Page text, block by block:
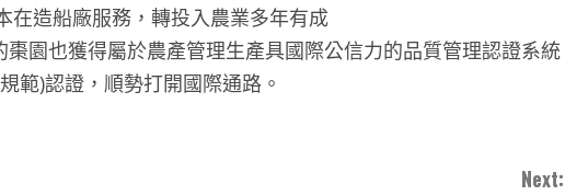
在造船廠服務，轉投入農業多年有成
棗園也獲得屬於農產管理生產具國際公信力的品質管理認證系統
範)認證，順勢打開國際通路。
Next: